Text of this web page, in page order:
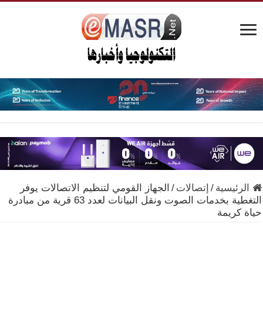
الرئيسية / إتصالات / الجهاز القومي لتنظيم الاتصالات يوفر
التغطية بخدمات الصوت ونقل البيانات لعدد 63 قرية من مبادرة
حياة كريمة